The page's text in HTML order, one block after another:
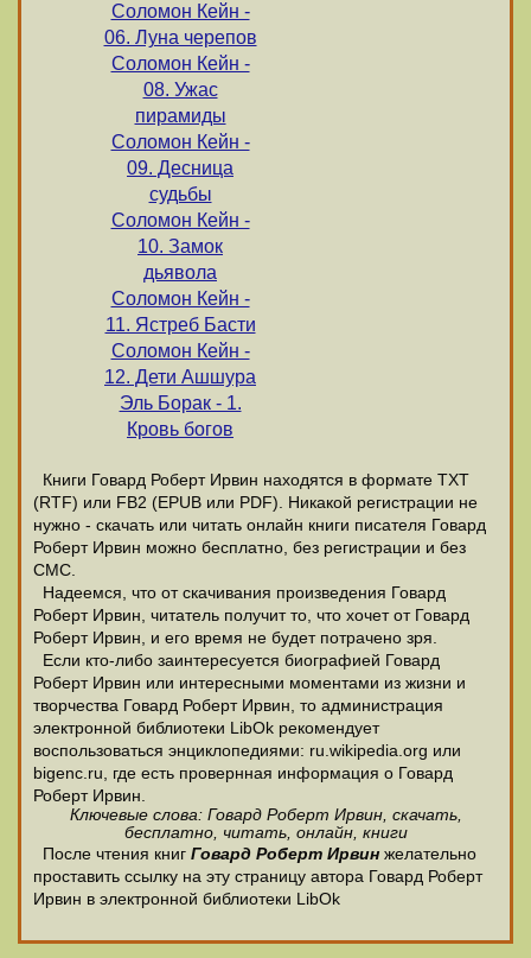
Соломон Кейн -
06. Луна черепов
Соломон Кейн -
08. Ужас
пирамиды
Соломон Кейн -
09. Десница
судьбы
Соломон Кейн -
10. Замок
дьявола
Соломон Кейн -
11. Ястреб Басти
Соломон Кейн -
12. Дети Ашшура
Эль Борак - 1.
Кровь богов
Книги Говард Роберт Ирвин находятся в формате ТХТ
(RTF) или FB2 (EPUB или PDF). Никакой регистрации не
нужно - скачать или читать онлайн книги писателя Говард
Роберт Ирвин можно бесплатно, без регистрации и без
СМС.
Надеемся, что от скачивания произведения Говард
Роберт Ирвин, читатель получит то, что хочет от Говард
Роберт Ирвин, и его время не будет потрачено зря.
Если кто-либо заинтересуется биографией Говард
Роберт Ирвин или интересными моментами из жизни и
творчества Говард Роберт Ирвин, то администрация
электронной библиотеки LibOk рекомендует
воспользоваться энциклопедиями: ru.wikipedia.org или
bigenc.ru, где есть провернная информация о Говард
Роберт Ирвин.
Ключевые слова: Говард Роберт Ирвин, скачать,
бесплатно, читать, онлайн, книги
После чтения книг Говард Роберт Ирвин желательно
проставить ссылку на эту страницу автора Говард Роберт
Ирвин в электронной библиотеки LibOk